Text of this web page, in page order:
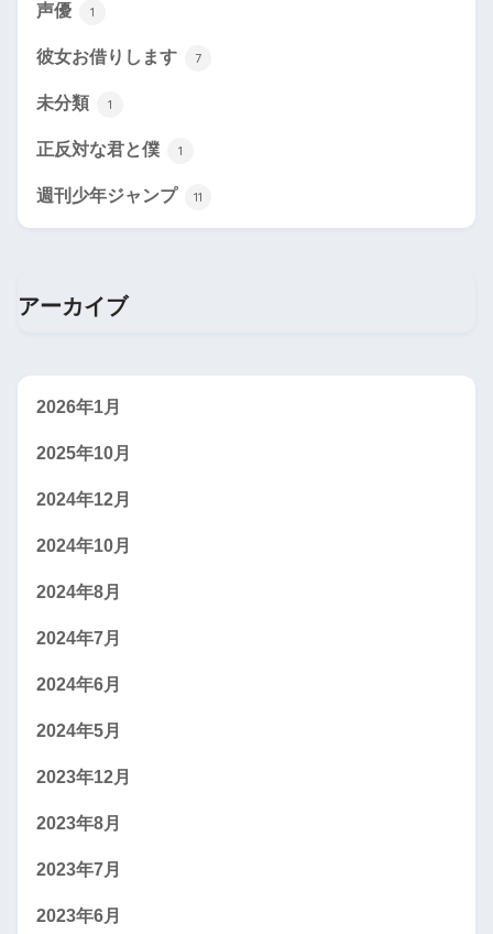
声優 1
彼女お借りします 7
未分類 1
正反対な君と僕 1
週刊少年ジャンプ 11
アーカイブ
2026年1月
2025年10月
2024年12月
2024年10月
2024年8月
2024年7月
2024年6月
2024年5月
2023年12月
2023年8月
2023年7月
2023年6月